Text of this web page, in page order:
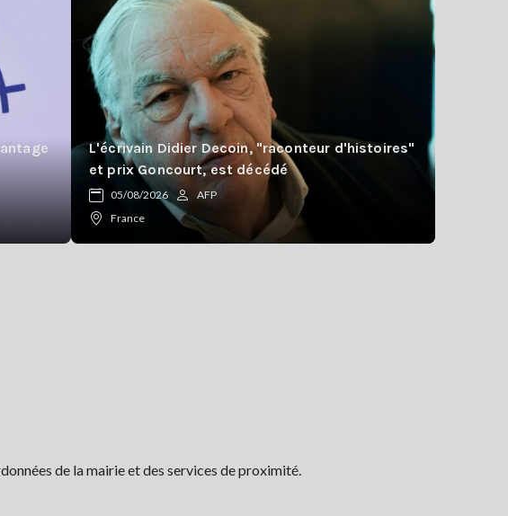
L'écrivain Didier Decoin, "raconteur d'histoires"
et prix Goncourt, est décédé
05/08/2026
AFP
France
de la mairie et des services de proximité.